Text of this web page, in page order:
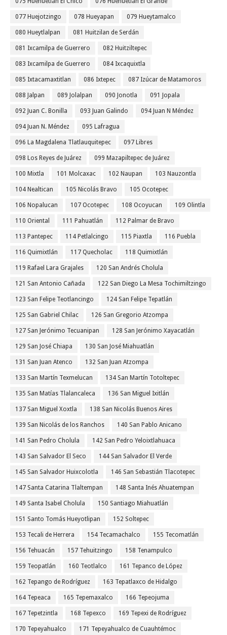
077 Huejotzingo 078 Hueyapan 079 Hueytamalco
080 Hueytlalpan 081 Huitzilan de Serdán
081 Ixcamilpa de Guerrero 082 Huitziltepec
083 Ixcamilpa de Guerrero 084 Ixcaquixtla
085 Ixtacamaxtitlan 086 Ixtepec 087 Izúcar de Matamoros
088 Jalpan 089 Jolalpan 090 Jonotla 091 Jopala
092 Juan C. Bonilla 093 Juan Galindo 094 Juan N Méndez
094 Juan N. Méndez 095 Lafragua
096 La Magdalena Tlatlauquitepec 097 Libres
098 Los Reyes de Juárez 099 Mazapiltepec de Juárez
100 Mixtla 101 Molcaxac 102 Naupan 103 Nauzontla
104 Nealtican 105 Nicolás Bravo 105 Ocotepec
106 Nopalucan 107 Ocotepec 108 Ocoyucan 109 Olintla
110 Oriental 111 Pahuatlán 112 Palmar de Bravo
113 Pantepec 114 Petlalcingo 115 Piaxtla 116 Puebla
116 Quimixtlán 117 Quecholac 118 Quimixtlán
119 Rafael Lara Grajales 120 San Andrés Cholula
121 San Antonio Cañada 122 San Diego La Mesa Tochimiltzingo
123 San Felipe Teotlancingo 124 San Felipe Tepatlán
125 San Gabriel Chilac 126 San Gregorio Atzompa
127 San Jerónimo Tecuanipan 128 San Jerónimo Xayacatlán
129 San José Chiapa 130 San José Miahuatlán
131 San Juan Atenco 132 San Juan Atzompa
133 San Martín Texmelucan 134 San Martín Totoltepec
135 San Matías Tlalancaleca 136 San Miguel Ixitlán
137 San Miguel Xoxtla 138 San Nicolás Buenos Aires
139 San Nicolás de los Ranchos 140 San Pablo Anicano
141 San Pedro Cholula 142 San Pedro Yeloixtlahuaca
143 San Salvador El Seco 144 San Salvador El Verde
145 San Salvador Huixcolotla 146 San Sebastián Tlacotepec
147 Santa Catarina Tlaltempan 148 Santa Inés Ahuatempan
149 Santa Isabel Cholula 150 Santiago Miahuatlán
151 Santo Tomás Hueyotlipan 152 Soltepec
153 Tecali de Herrera 154 Tecamachalco 155 Tecomatlán
156 Tehuacán 157 Tehuitzingo 158 Tenampulco
159 Teopatlán 160 Teotlalco 161 Tepanco de López
162 Tepango de Rodríguez 163 Tepatlaxco de Hidalgo
164 Tepeaca 165 Tepemaxalco 166 Tepeojuma
167 Tepetzintla 168 Tepexco 169 Tepexi de Rodríguez
170 Tepeyahualco 171 Tepeyahualco de Cuauhtémoc